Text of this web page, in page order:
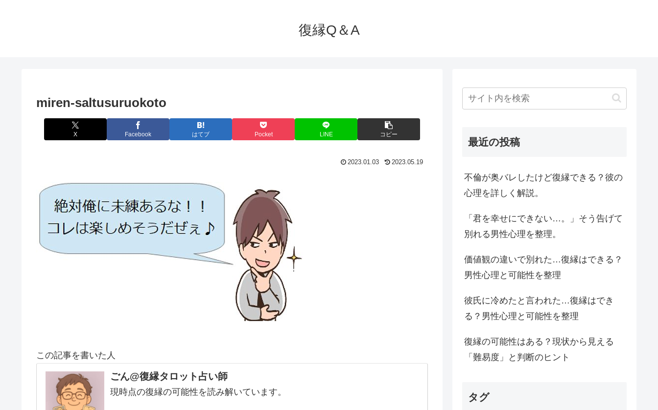
復縁Q＆A
miren-saltusuruokoto
X Facebook はてブ Pocket LINE コピー
2023.01.03 2023.05.19
この記事を書いた人
ごん@復縁タロット占い師
現時点の復縁の可能性を読み解いています。
最近の投稿
不倫が奥バレしたけど復縁できる？彼の
心理を詳しく解説。
「君を幸せにできない…。」そう告げて
別れる男性心理を整理。
価値観の違いで別れた…復縁はできる？
男性心理と可能性を整理
彼氏に冷めたと言われた…復縁はでき
る？男性心理と可能性を整理
復縁の可能性はある？現状から見える
「難易度」と判断のヒント
タグ